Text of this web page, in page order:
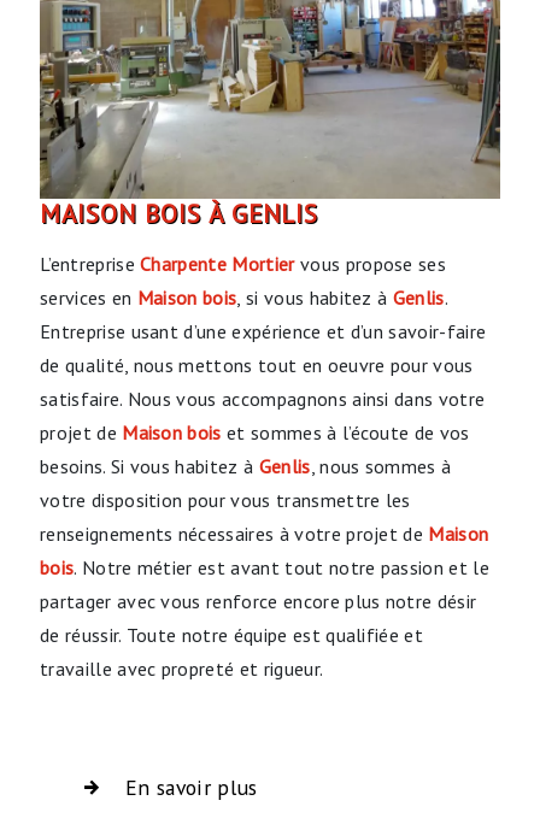
MAISON BOIS À GENLIS
L’entrepriseCharpente Mortiervous propose ses
services en Maison bois , si vous habitez à Genlis.
Entreprise usant d’une expérience et d’un savoir-faire
de qualité, nous mettons tout en oeuvre pour vous
satisfaire. Nous vous accompagnons ainsi dans votre
projet de Maison bois et sommes à l’écoute de vos
besoins. Si vous habitez à Genlis , nous sommes à
votre disposition pour vous transmettre les
renseignements nécessaires à votre projet de Maison
bois. Notre métier est avant tout notre passion et le
partager avec vous renforce encore plus notre désir
de réussir. Toute notre équipe est qualifiée et
travaille avec propreté et rigueur.
En savoir plus